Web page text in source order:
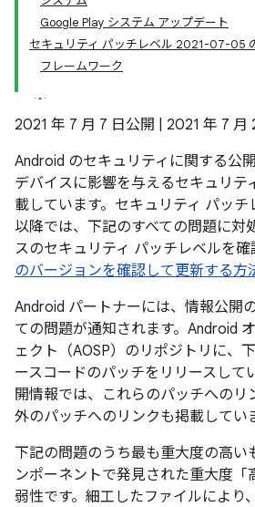
Google Play システム アップデート
セキュリティ パッチレベル 2021-07-05
フレームワーク
2021 年 7 月 7 日公開 | 2021 年 7 月
Android のセキュリティに関する公
デバイスに影響を与えるセキュリテ
載しています。セキュリティ パッ
以降では、下記のすべての問題に対
スのセキュリティ パッチレベルを確
のバージョンを確認して更新する方
Android パートナーには、情報公開
ての問題が通知されます。Android
ェクト（AOSP）のリポジトリに、
ースコードのパッチをリリースして
開情報では、これらのパッチへのリ
外のパッチへのリンクも掲載してい
下記の問題のうち最も重大度の高い
ンポーネントで発見された重大度「
弱性です。細工したファイルにより